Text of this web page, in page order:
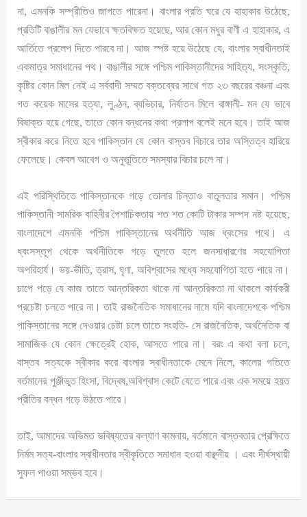
না, এমনকি সম্প্রীতিও জাগতে পারেনা। বাংলার প্রতি ঘরে যে হাহাকার উঠেছে,
প্রতিটি বাঙালীর মন যেভাবে ক্ষতবিক্ষত হয়েছে, আর কোন মধুর বাণী এ হাহাকার, এ
আর্তিতে প্রলেপ দিতে পারবে না। আজ স্পষ্ট হয়ে উঠেছে যে, বাংলার স্বাধীনতাই
একমাত্র সমাধানের পথ। বাঙালীর সঙ্গে পশ্চিম পাকিস্তানীদের সাহিত্য, সংস্কৃতি,
কৃষ্টির কোন মিল নেই এ সর্ববাদী সম্মত বক্তব্যের সাথে গত ২৩ বছরের বঞ্চনা এবং
গত কয়েক মাসের হত্যা, লুণ্ঠন, ব্যভিচার, নির্যাতন মিলে বাঙ্গালী- মন যে ভাবে
বিষাক্ত হয়ে গেছে, তাতে কোন বন্ধনের কথা প্রলাপ বলেই মনে হবে। তাই আজ
স্বীকার করে নিতে হবে পাকিস্তান যে কোন বাস্তব বিচারে তার অস্তিত্ব হারিয়ে
ফেলেছে। কেবল আবেগ ও অনুভূতিতে সমস্যার বিচার চলে না।
এই পরিস্থিতিতে পাকিস্তানকে গড়ে তোলার চিন্তাও বাতুলতার সমান। পশ্চিম
পাকিস্তানী সামরিক বাহিনীর পৈশাচিকতায় শত শত কোটি টাকার সম্পদ নষ্ট হয়েছে,
বাংলাদেশে এমনকি পশ্চিম পাকিস্তানের অর্থনীতি আজ ধ্বংসের পথে। এ
ধ্বংসস্তূপ থেকে অর্থনীতিকে গড়ে তুলতে হলে জনসাধারণের সহযোগিতা
অপরিহার্য। ভয়-ভীতি, ত্রাস, ঘৃণা, অবিশ্বাসের মধ্যে সহযোগিতা হতে পারে না।
চাপে পড়ে যে কাজ তাতে আন্তরিকতা থাকে না আন্তরিকতা না থাকলে কার্যকরী
প্রচেষ্টা চলতে পারে না। তাই রাজনৈতিক সমাধানের নামে যদি বাংলাদেশকে পশ্চিম
পাকিস্তানের সঙ্গে দেওয়ার চেষ্টা চলে তাতে সংহতি- সে রাজনৈতিক, অর্থনৈতিক বা
সামাজিক যে কোন ক্ষেত্রেই হোক, আসতে পারে না। বরং এ কথা বলা চলে,
বাস্তব সত্যকে স্বীকার করে বাংলার স্বাধীনতাকে মেনে নিলে, কালের গতিতে
বর্তমানের পুঞ্জীভূত হিংসা, বিদ্বেষ,অবিশ্বাস কেটে যেতে পারে এবং এক সময়ে হয়ত
প্রীতির বন্ধন গড়ে উঠতে পারে।
তাই, আমাদের অভিমত ভবিষ্যতের কল্যাণ কামনায়, বর্তমানে বাস্তবতার প্রেক্ষিতে
নির্মম সত্য-বাংলার স্বাধীনতার স্বীকৃতিতে সমাধান হওয়া বাঞ্ছনীয় । এবং দীর্ঘস্থায়ী
সুফল পাওয়া সম্ভব হবে।